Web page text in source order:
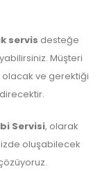
servis desteğe
Müşteri
olacak ve gerektiği
Servisi, olarak
oluşabilecek